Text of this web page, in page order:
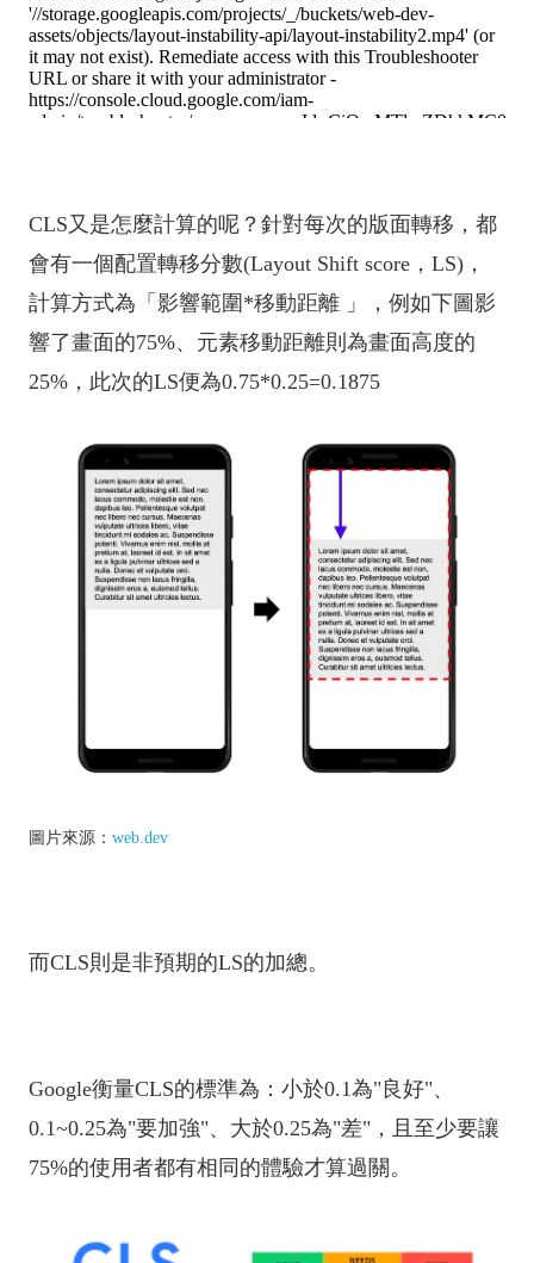
CLS又是怎麼計算的呢？針對每次的版面轉移，都
會有一個配置轉移分數(Layout Shift score，LS)，
計算方式為「影響範圍*移動距離 」，例如下圖影
響了畫面的75%、元素移動距離則為畫面高度的
25%，此次的LS便為0.75*0.25=0.1875
圖片來源： web.dev
而CLS則是非預期的LS的加總。
Google衡量CLS的標準為：小於0.1為"良好"、
0.1~0.25為"要加強"、大於0.25為"差"，且至少要讓
75%的使用者都有相同的體驗才算過關。